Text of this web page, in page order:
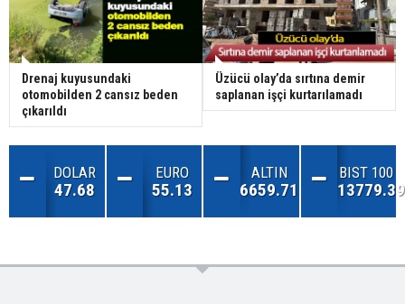
Drenaj kuyusundaki
otomobilden 2 cansız beden
çıkarıldı
Üzücü olay’da sırtına demir
saplanan işçi kurtarılamadı
DOLAR
47.68
EURO
55.13
ALTIN
6659.71
BIST 100
13779.39